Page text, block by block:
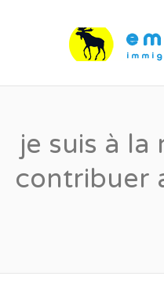
je suis à
contribuer